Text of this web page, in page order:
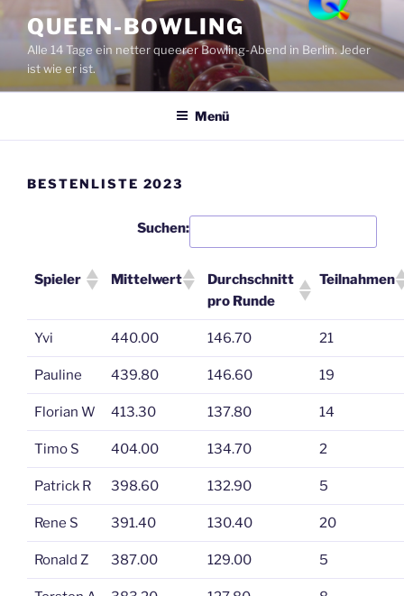
Inhalt
springen
QUEEN-BOWLING
Alle 14 Tage ein netter queerer Bowling-Abend in Berlin. Jeder
ist wie er ist.
Menü
BESTENLISTE 2023
Suchen:
Spieler Mittelwert
Durchschnitt
pro Runde
Teilnahmen
Yvi 440.00 146.70 21
Pauline 439.80 146.60 19
Florian W 413.30 137.80 14
Timo S 404.00 134.70 2
Patrick R 398.60 132.90 5
Rene S 391.40 130.40 20
Ronald Z 387.00 129.00 5